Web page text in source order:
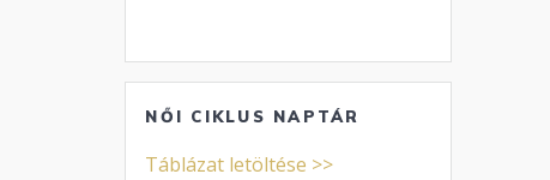
NŐI CIKLUS NAPTÁR
Táblázat letöltése >>